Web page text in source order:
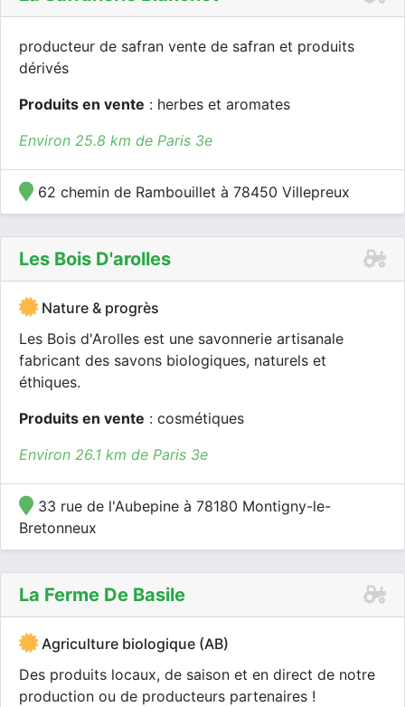
producteur de safran vente de safran et produits
dérivés
Produits en vente : herbes et aromates
Environ 25.8 km de Paris 3e
62 chemin de Rambouillet à 78450 Villepreux
Les Bois D'arolles
Nature & progrès
Les Bois d'Arolles est une savonnerie artisanale
fabricant des savons biologiques, naturels et
éthiques.
Produits en vente : cosmétiques
Environ 26.1 km de Paris 3e
33 rue de l'Aubepine à 78180 Montigny-le-
Bretonneux
La Ferme De Basile
Agriculture biologique (AB)
Des produits locaux, de saison et en direct de notre
production ou de producteurs partenaires !